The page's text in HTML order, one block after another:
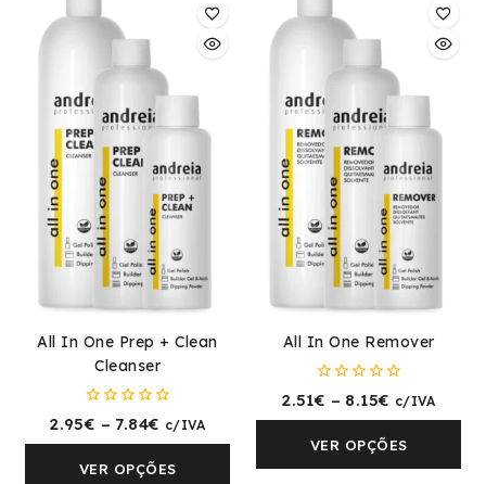
All In One Prep + Clean
Cleanser
0
fora
5
2.95€ – 7.84€ c/IVA
VER OPÇÕES
All In One Remover
0
fora
5
2.51€ – 8.15€ c/IVA
VER OPÇÕES